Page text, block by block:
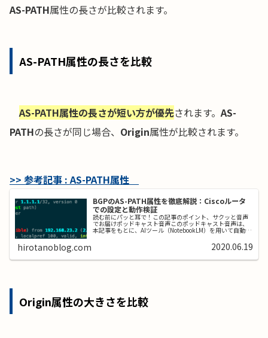
AS-PATH属性の長さが比較されます。
AS-PATH属性の長さを比較
AS-PATH属性の長さが短い方が優先されます。AS-
PATHの長さが同じ場合、 Origin属性が比較されます。
>> 参考記事 : AS-PATH属性
BGPのAS-PATH属性を徹底解説：Ciscoルータ
での設定と動作検証
読む前にパッと耳で！この記事のポイント、サクッと音声
でお届けポッドキャスト音声このポッドキャスト音声は、
本記事をもとに、AIツール（NotebookLM）を用いて自動生
成したものです。発音や言い回しに不自然な点や、内容に
hirotanoblog.com 2020.06.19
Origin属性の大きさを比較